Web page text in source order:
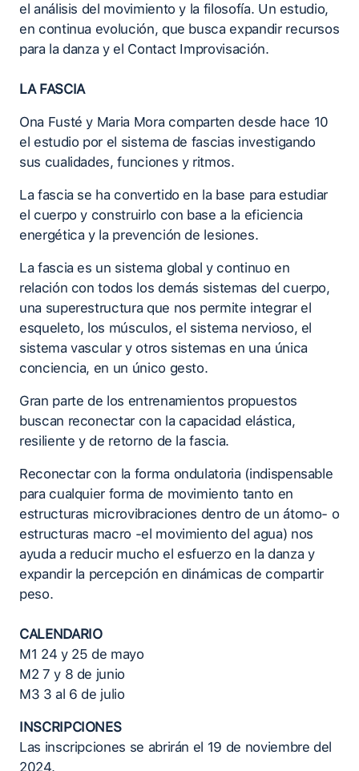
el análisis del movimiento y la filosofía. Un estudio,
en continua evolución, que busca expandir recursos
para la danza y el Contact Improvisación.
LA FASCIA
Ona Fusté y Maria Mora comparten desde hace 10
el estudio por el sistema de fascias investigando
sus cualidades, funciones y ritmos.
La fascia se ha convertido en la base para estudiar
el cuerpo y construirlo con base a la eficiencia
energética y la prevención de lesiones.
La fascia es un sistema global y continuo en
relación con todos los demás sistemas del cuerpo,
una superestructura que nos permite integrar el
esqueleto, los músculos, el sistema nervioso, el
sistema vascular y otros sistemas en una única
conciencia, en un único gesto.
Gran parte de los entrenamientos propuestos
buscan reconectar con la capacidad elástica,
resiliente y de retorno de la fascia.
Reconectar con la forma ondulatoria (indispensable
para cualquier forma de movimiento tanto en
estructuras microvibraciones dentro de un átomo- o
estructuras macro -el movimiento del agua) nos
ayuda a reducir mucho el esfuerzo en la danza y
expandir la percepción en dinámicas de compartir
peso.
CALENDARIO
M1 24 y 25 de mayo
M2 7 y 8 de junio
M3 3 al 6 de julio
INSCRIPCIONES
Las inscripciones se abrirán el 19 de noviembre del
2024.